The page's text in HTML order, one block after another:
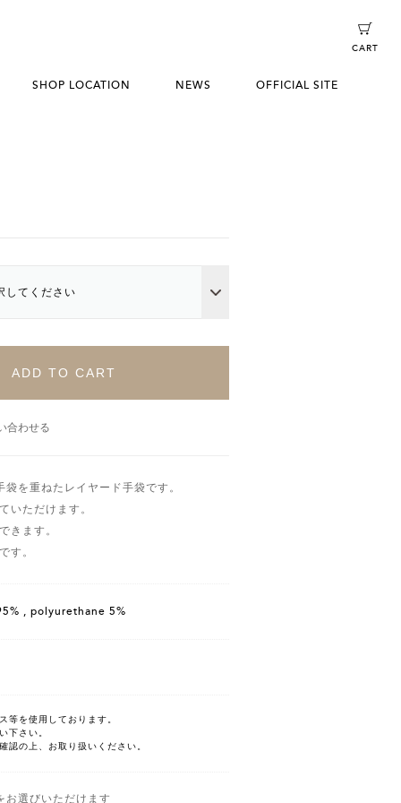
SHOP LOCATION NEWS OFFICIAL SITE
CART
してください
ADD TO CART
合わせる
を重ねたレイヤード手袋です。
いただけます。
きます。
す。
, polyurethane 5%
等を使用しております。
下さい。
認の上、お取り扱いください。
お選びいただけます